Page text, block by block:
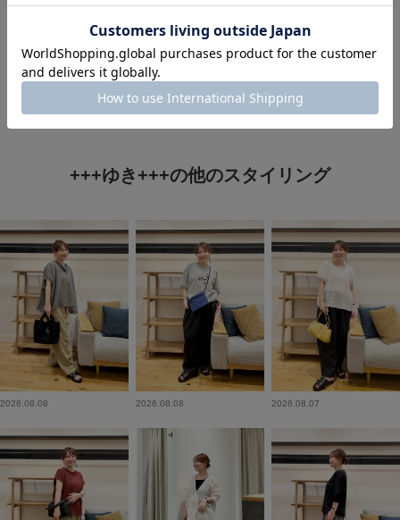
#ワンピース×サンダル
+++ゆき+++の他のスタイリング
2026.08.08 2026.08.08 2026.08.07